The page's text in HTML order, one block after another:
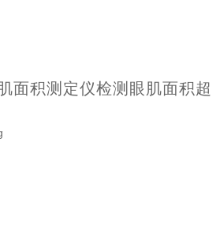
面积测定仪检测眼肌面积超